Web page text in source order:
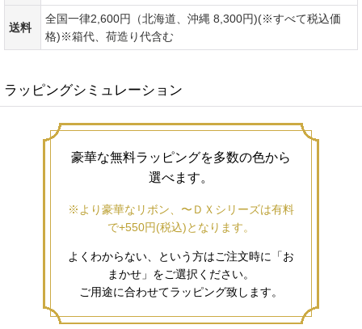
送料
全国一律2,600円（北海道、沖縄 8,300円)(※すべて税込価
格)※箱代、荷造り代含む
ラッピングシミュレーション
豪華な無料ラッピングを多数の色から
選べます。
※より豪華なリボン、〜ＤＸシリーズは有料
で+550円(税込)となります。
よくわからない、という方はご注文時に「お
まかせ」をご選択ください。
ご用途に合わせてラッピング致します。